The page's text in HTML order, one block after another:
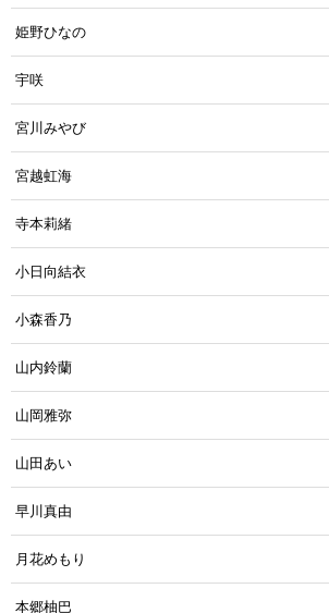
姫野ひなの
宇咲
宮川みやび
宮越虹海
寺本莉緒
小日向結衣
小森香乃
山内鈴蘭
山岡雅弥
山田あい
早川真由
月花めもり
本郷柚巴